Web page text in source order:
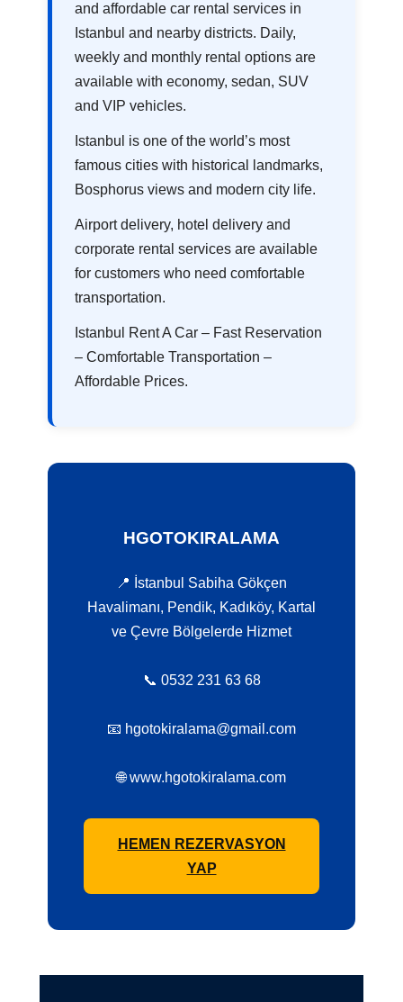
and affordable car rental services in
Istanbul and nearby districts. Daily,
weekly and monthly rental options are
available with economy, sedan, SUV
and VIP vehicles.
Istanbul is one of the world’s most
famous cities with historical landmarks,
Bosphorus views and modern city life.
Airport delivery, hotel delivery and
corporate rental services are available
for customers who need comfortable
transportation.
Istanbul Rent A Car – Fast Reservation
– Comfortable Transportation –
Affordable Prices.
HGOTOKIRALAMA
📍 İstanbul Sabiha Gökçen
Havalimanı, Pendik, Kadıköy, Kartal
ve Çevre Bölgelerde Hizmet
📞 0532 231 63 68
📧 hgotokiralama@gmail.com
🌐 www.hgotokiralama.com
HEMEN REZERVASYON
YAP